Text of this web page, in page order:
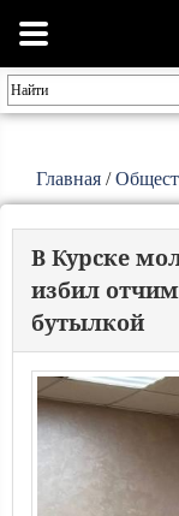
Главная /
В Курске
избил
бутылкой